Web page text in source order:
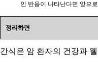
인 반응이 나타난다면 앞으
정리하면
간식은 암 환자의 건강과